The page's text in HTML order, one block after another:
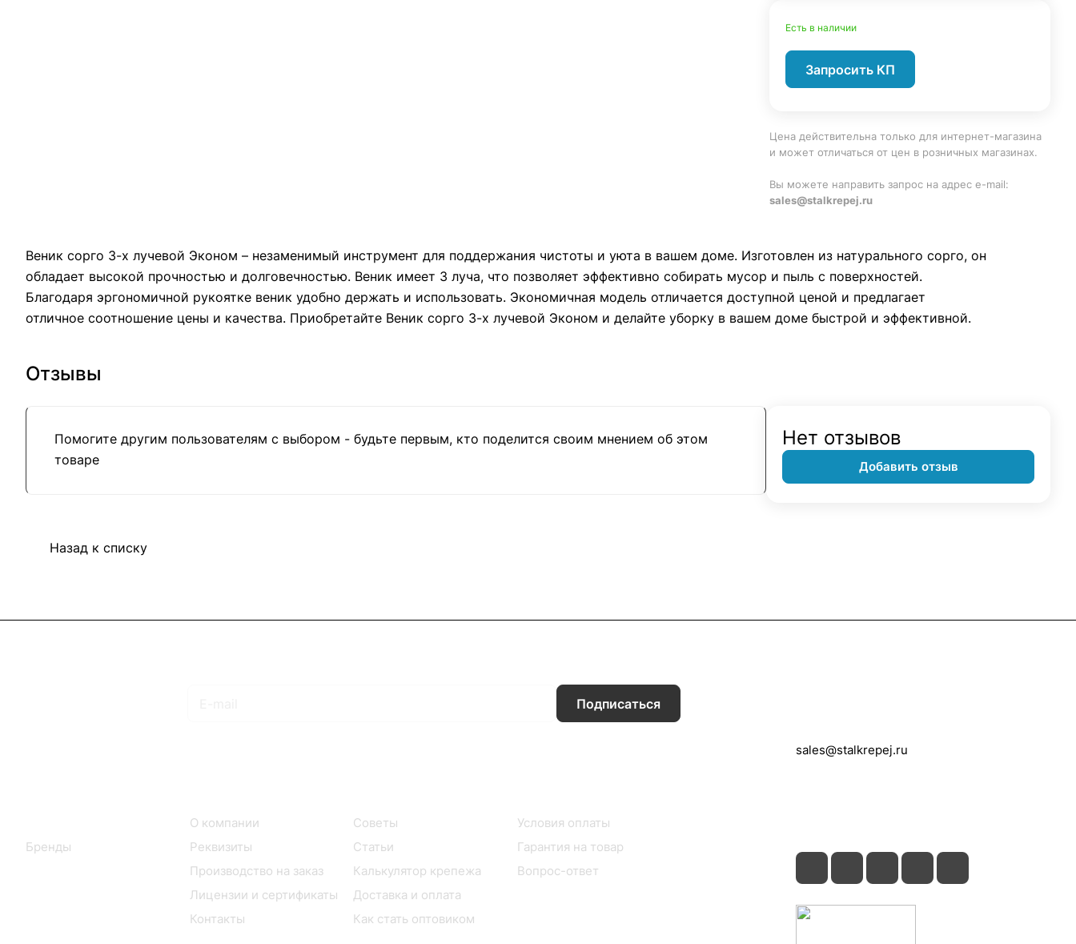
Есть в наличии
Запросить КП
Цена действительна только для интернет-магазина
и может отличаться от цен в розничных магазинах.
Вы можете направить запрос на адрес e-mail:
sales@stalkrepej.ru
Веник сорго 3-х лучевой Эконом – незаменимый инструмент для поддержания чистоты и уюта в вашем доме. Изготовлен из натурального сорго, он
обладает высокой прочностью и долговечностью. Веник имеет 3 луча, что позволяет эффективно собирать мусор и пыль с поверхностей.
Благодаря эргономичной рукоятке веник удобно держать и использовать. Экономичная модель отличается доступной ценой и предлагает
отличное соотношение цены и качества. Приобретайте Веник сорго 3-х лучевой Эконом и делайте уборку в вашем доме быстрой и эффективной.
Отзывы
Помогите другим пользователям с выбором - будьте первым, кто поделится своим мнением об этом
товаре
Нет отзывов
Добавить отзыв
Назад к списку
Подписаться
Бренды
О компании
Реквизиты
Производство на заказ
Лицензии и сертификаты
Контакты
Советы
Статьи
Калькулятор крепежа
Доставка и оплата
Как стать оптовиком
Условия оплаты
Гарантия на товар
Вопрос-ответ
sales@stalkrepej.ru